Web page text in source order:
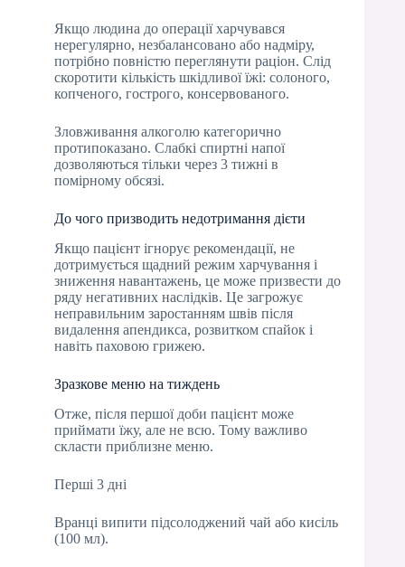
Якщо людина до операції харчувався
нерегулярно, незбалансовано або надміру,
потрібно повністю переглянути раціон. Слід
скоротити кількість шкідливої їжі: солоного,
копченого, гострого, консервованого.
Зловживання алкоголю категорично
протипоказано. Слабкі спиртні напої
дозволяються тільки через 3 тижні в
помірному обсязі.
До чого призводить недотримання дієти
Якщо пацієнт ігнорує рекомендації, не
дотримується щадний режим харчування і
зниження навантажень, це може призвести до
ряду негативних наслідків. Це загрожує
неправильним заростанням швів після
видалення апендикса, розвитком спайок і
навіть паховою грижею.
Зразкове меню на тиждень
Отже, після першої доби пацієнт може
приймати їжу, але не всю. Тому важливо
скласти приблизне меню.
Перші 3 дні
Вранці випити підсолоджений чай або кисіль
(100 мл).